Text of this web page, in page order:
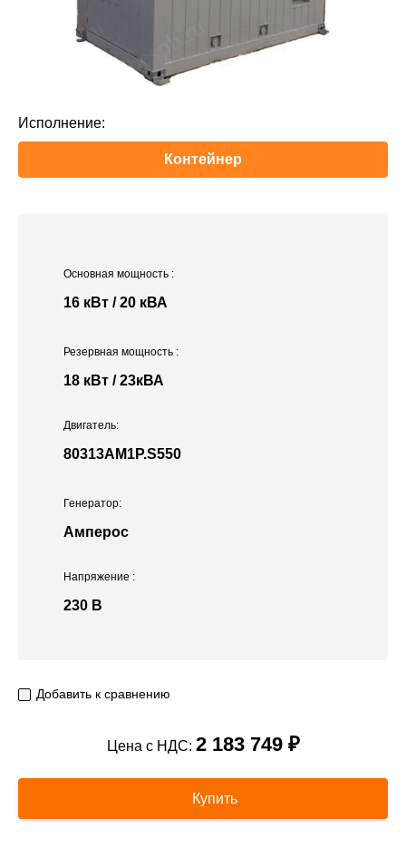
Исполнение:
Контейнер
Основная мощность :
16 кВт / 20 кВА
Двигатель:
80313AM1P.S550
Напряжение :
230 В
Резервная мощность :
18 кВт / 23кВА
Генератор:
Амперос
Добавить к сравнению
Цена с НДС: 2 183 749 ₽
Купить